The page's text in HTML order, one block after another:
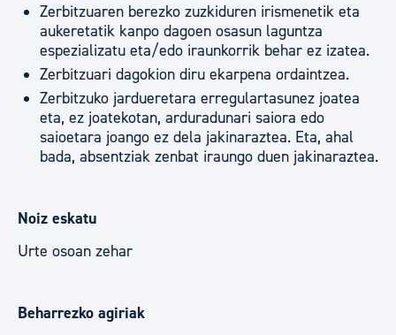
Zerbitzuaren berezko zuzkiduren irismenetik eta
aukeretatik kanpo dagoen osasun laguntza
espezializatu eta/edo iraunkorrik behar ez izatea.
Zerbitzuari dagokion diru ekarpena ordaintzea.
Zerbitzuko jardueretara erregulartasunez joatea
eta, ez joatekotan, arduradunari saiora edo
saioetara joango ez dela jakinaraztea. Eta, ahal
bada, absentziak zenbat iraungo duen jakinaraztea.
Noiz eskatu
Urte osoan zehar
Beharrezko agiriak